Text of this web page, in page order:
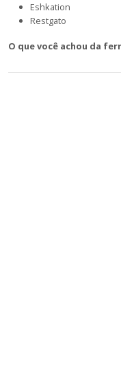
Eshkation
Restgato
O que você achou da